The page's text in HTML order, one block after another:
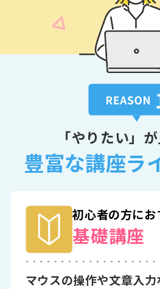
「やりたい」
豊富な講座ラ
初心者の方にお
基礎講座
マウスの操作や文章入